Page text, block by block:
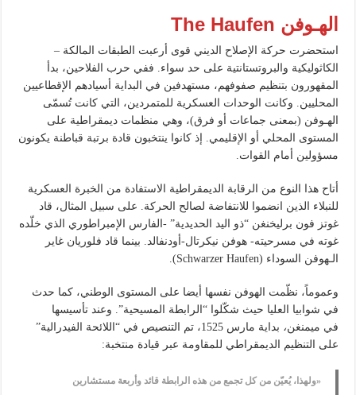
الهـوفن The Haufen
استحضرت حركة الإصلاح الديني قوى أرعبت الطبقات المالكة –
الكاثوليكية والبروتستانتية على حد سواء. ففي حرب الفلاحين، بدأ
المقهورون بتنظيم صفوفهم، مستهدفين في البداية أسيادهم الإقطاعيين
المحليين. وكانت الوحدات العسكرية للمتمردين، التي كانت تُسمّى
الهـوفن (بمعنى جماعات أو فرق)، وهي منظمات ديمقراطية على
المستوى المحلي أو الإقليمي. إذ كانوا ينتخبون قادة برتبة قباطنة يكونون
مسؤولين أمام القوات.
أتاح هذا النوع من الرقابة الديمقراطية الاستفادة من الخبرة العسكرية
للنبلاء الذين انضموا للانتفاضة لصالح الحركة. على سبيل المثال، قاد
غوتز فون برليخنغن “ذو اليد الحديدية” -الفارس الإمبراطوري الذي خلّده
غوته في مسرحيته- هوفن نيكرتال-أودنفالد. بينما قاد فلوريان غاير
الـهوفن السوداء (Schwarzer Haufen).
وعموماً، نظّمت الهوفن نفسها أيضا على المستوى الوطني، كما حدث
في شوابيا العليا حيث شكّلوا “الرابطة المسيحية”. وعند تأسيسها
في ميمنغن،
بداية مارس 1525، تم التنصيص في “اللائحة الفيدرالية”
على التنظيم الديمقراطي للمقاومة عبر قيادة منتخبة:
«ولهذا، يُعيّن من كل تجمع من هذه الرابطة قائد وأربعة مستشارين